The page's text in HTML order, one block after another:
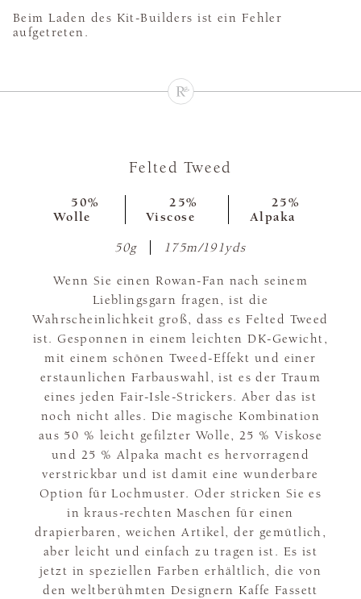
Beim Laden des Kit-Builders ist ein Fehler
aufgetreten.
Felted Tweed
50%
Wolle
25%
Viscose
25%
Alpaka
50g 175m/191yds
Wenn Sie einen Rowan-Fan nach seinem
Lieblingsgarn fragen, ist die
Wahrscheinlichkeit groß, dass es Felted Tweed
ist. Gesponnen in einem leichten DK-Gewicht,
mit einem schönen Tweed-Effekt und einer
erstaunlichen Farbauswahl, ist es der Traum
eines jeden Fair-Isle-Strickers. Aber das ist
noch nicht alles. Die magische Kombination
aus 50 % leicht gefilzter Wolle, 25 % Viskose
und 25 % Alpaka macht es hervorragend
verstrickbar und ist damit eine wunderbare
Option für Lochmuster. Oder stricken Sie es
in kraus-rechten Maschen für einen
drapierbaren, weichen Artikel, der gemütlich,
aber leicht und einfach zu tragen ist. Es ist
jetzt in speziellen Farben erhältlich, die von
den weltberühmten Designern Kaffe Fassett